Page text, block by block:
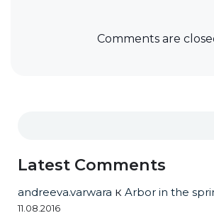
Comments are
Latest Comments
andreeva.varwara к Arbor in the
11.08.2016